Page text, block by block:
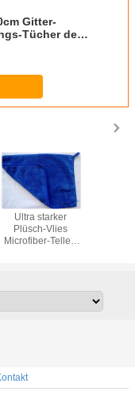
Gitter-
Tücher des
Ultra starker
Plüsch-Vlies
Microfiber-Teller-